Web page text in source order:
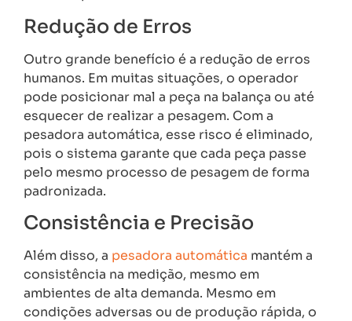
Redução de Erros
Outro grande benefício é a redução de erros
humanos. Em muitas situações, o operador
pode posicionar mal a peça na balança ou até
esquecer de realizar a pesagem. Com a
pesadora automática, esse risco é eliminado,
pois o sistema garante que cada peça passe
pelo mesmo processo de pesagem de forma
padronizada.
Consistência e Precisão
Além disso, a pesadora automática mantém a
consistência na medição, mesmo em
ambientes de alta demanda. Mesmo em
condições adversas ou de produção rápida, o